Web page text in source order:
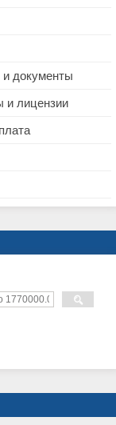
и документы
и лицензии